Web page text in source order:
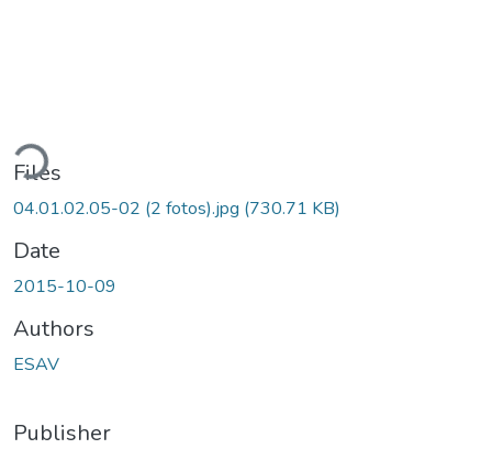
Files
04.01.02.05-02 (2 fotos).jpg (730.71 KB)
Date
2015-10-09
Authors
ESAV
Publisher